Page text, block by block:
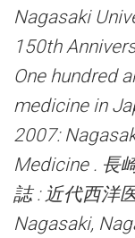
Nagasaki
150th
One hundred
medicine in
2007:
Medicine . 長
誌 : 近代西洋
Nagasaki,